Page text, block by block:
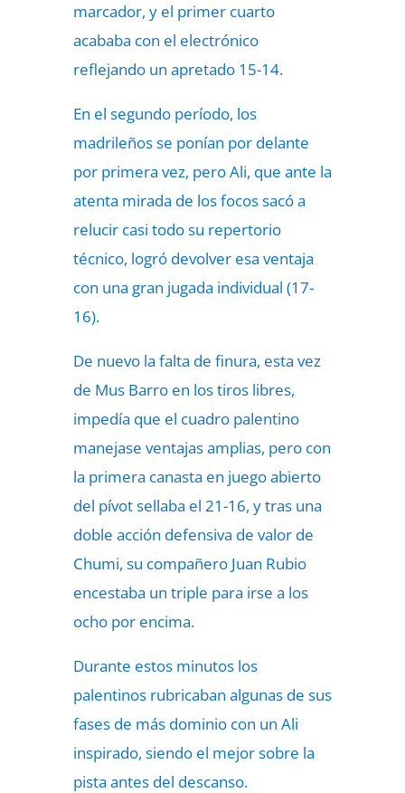
marcador, y el primer cuarto
acababa con el electrónico
reflejando un apretado 15-14.
En el segundo período, los
madrileños se ponían por delante
por primera vez, pero Ali, que ante la
atenta mirada de los focos sacó a
relucir casi todo su repertorio
técnico, logró devolver esa ventaja
con una gran jugada individual (17-
16).
De nuevo la falta de finura, esta vez
de Mus Barro en los tiros libres,
impedía que el cuadro palentino
manejase ventajas amplias, pero con
la primera canasta en juego abierto
del pívot sellaba el 21-16, y tras una
doble acción defensiva de valor de
Chumi, su compañero Juan Rubio
encestaba un triple para irse a los
ocho por encima.
Durante estos minutos los
palentinos rubricaban algunas de sus
fases de más dominio con un Ali
inspirado, siendo el mejor sobre la
pista antes del descanso.